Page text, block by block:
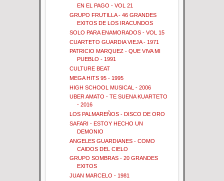
EN EL PAGO - VOL 21
GRUPO FRUTILLA - 46 GRANDES
EXITOS DE LOS IRACUNDOS
SOLO PARA ENAMORADOS - VOL 15
CUARTETO GUARDIA VIEJA - 1971
PATRICIO MARQUEZ - QUE VIVA MI
PUEBLO - 1991
CULTURE BEAT
MEGA HITS 95 - 1995
HIGH SCHOOL MUSICAL - 2006
UBER AMATO - TE SUENA KUARTETO
- 2016
LOS PALMAREÑOS - DISCO DE ORO
SAFARI - ESTOY HECHO UN
DEMONIO
ANGELES GUARDIANES - COMO
CAIDOS DEL CIELO
GRUPO SOMBRAS - 20 GRANDES
EXITOS
JUAN MARCELO - 1981